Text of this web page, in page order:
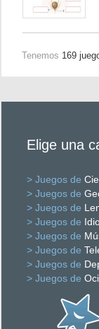
Tenemos 169
Elige una
> Juegos de
> Juegos de
> Juegos de
> Juegos de
> Juegos de
> Juegos de
> Juegos de
> Juegos de